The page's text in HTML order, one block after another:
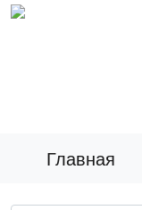
Главная